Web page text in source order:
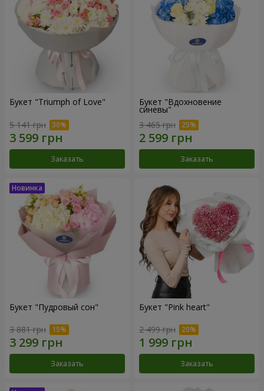
Букет "Triumph of Love"
5 141 грн
Заказать
Букет "Вдохновение
синевы"
3 465 грн
Заказать
Букет "Пудровый сон"
3 881 грн
Заказать
Букет "Pink heart"
2 499 грн
Заказать